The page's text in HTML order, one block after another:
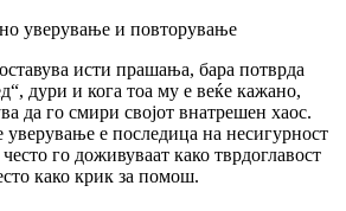
уверување и повторување
исти прашања, бара потврда
дури и кога тоа му е веќе кажано,
да го смири својот внатрешен хаос.
уверување е последица на несигурност
го доживуваат како тврдоглавост
како крик за помош.